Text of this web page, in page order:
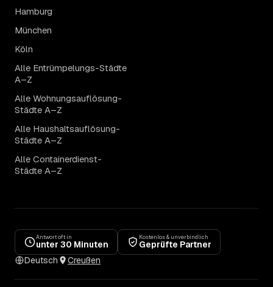
Hamburg
München
Köln
Alle Entrümpelungs-Städte
A–Z
Alle Wohnungsauflösung-
Städte A–Z
Alle Haushaltsauflösung-
Städte A–Z
Alle Containerdienst-
Städte A–Z
Antwort oft in
unter 30 Minuten
Kostenlos & unverbindlich
Geprüfte Partner
Deutsch
Creußen